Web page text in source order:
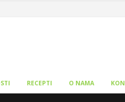
RECEPTI O NAMA